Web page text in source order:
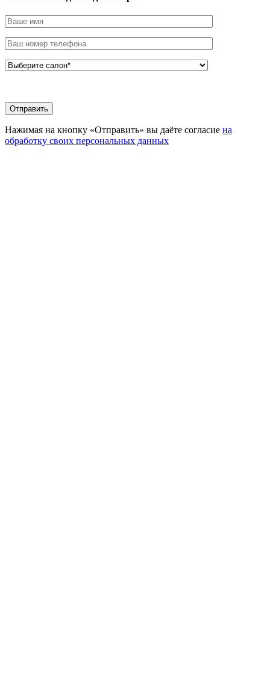
Нажимая на кнопку «Отправить» вы даёте согласие на
обработку своих персональных данных